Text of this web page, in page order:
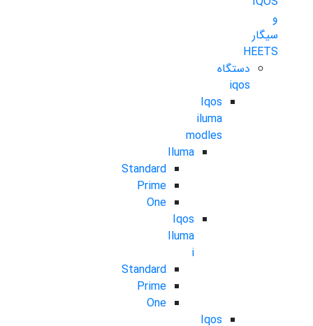
و
سیگار
HEETS
دستگاه
iqos
Iqos
iluma
modles
Iluma
Standard
Prime
One
Iqos
Iluma
i
Standard
Prime
One
Iqos